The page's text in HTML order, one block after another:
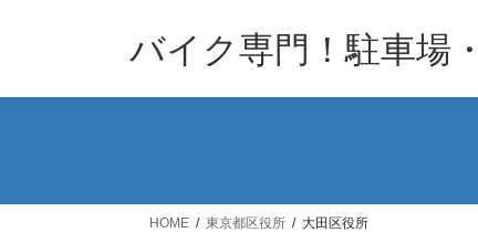
ン
キ
ー
に
バイク専門！駐車場
HOME 東京都区役所 大田区役所